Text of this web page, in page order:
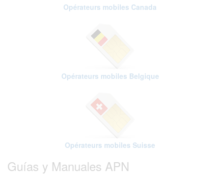
Opérateurs mobiles Canada
Opérateurs mobiles Belgique
Opérateurs mobiles Suisse
Guías y Manuales APN